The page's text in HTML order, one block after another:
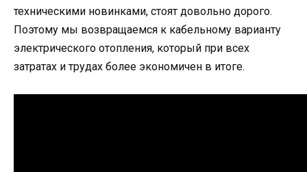
техническими новинками, стоят довольно дорого.
Поэтому мы возвращаемся к кабельному варианту
электрического отопления, который при всех
затратах и трудах более экономичен в итоге.